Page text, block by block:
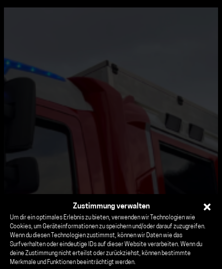
Zustimmung verwalten
Um dir ein optimales Erlebnis zu bieten, verwenden wir Technologien wie
Cookies, um Geräteinformationen zu speichern und/oder darauf zuzugreifen.
Wenn du diesen Technologien zustimmst, können wir Daten wie das
Surfverhalten oder eindeutige IDs auf dieser Website verarbeiten. Wenn du
deine Zustimmung nicht erteilst oder zurückziehst, können bestimmte
Merkmale und Funktionen beeinträchtigt werden.
Wir werden aus so manchen